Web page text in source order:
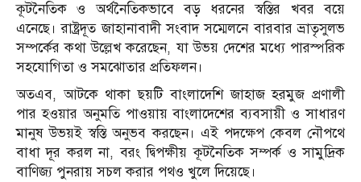
কূটনৈতিক ও অর্থনৈতিকভাবে বড় ধরনের স্বস্তির খবর বয়ে
এনেছে। রাষ্ট্রদূত জাহানাবাদী সংবাদ সম্মেলনে বারবার ভ্রাতৃসুলভ
সম্পর্কের কথা উল্লেখ করেছেন, যা উভয় দেশের মধ্যে পারস্পরিক
সহযোগিতা ও সমঝোতার প্রতিফলন।
অতএব, আটকে থাকা ছয়টি বাংলাদেশি জাহাজ হরমুজ প্রণালী
পার হওয়ার অনুমতি পাওয়ায় বাংলাদেশের ব্যবসায়ী ও সাধারণ
মানুষ উভয়ই স্বস্তি অনুভব করছেন। এই পদক্ষেপ কেবল নৌপথে
বাধা দূর করল না, বরং দ্বিপক্ষীয় কূটনৈতিক সম্পর্ক ও সামুদ্রিক
বাণিজ্য পুনরায় সচল করার পথও খুলে দিয়েছে।